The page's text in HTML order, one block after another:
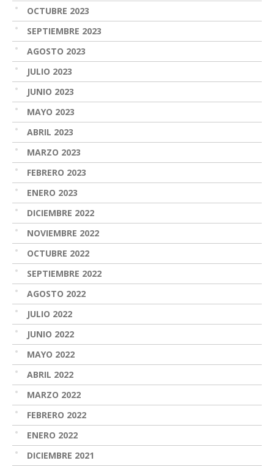
OCTUBRE 2023
SEPTIEMBRE 2023
AGOSTO 2023
JULIO 2023
JUNIO 2023
MAYO 2023
ABRIL 2023
MARZO 2023
FEBRERO 2023
ENERO 2023
DICIEMBRE 2022
NOVIEMBRE 2022
OCTUBRE 2022
SEPTIEMBRE 2022
AGOSTO 2022
JULIO 2022
JUNIO 2022
MAYO 2022
ABRIL 2022
MARZO 2022
FEBRERO 2022
ENERO 2022
DICIEMBRE 2021